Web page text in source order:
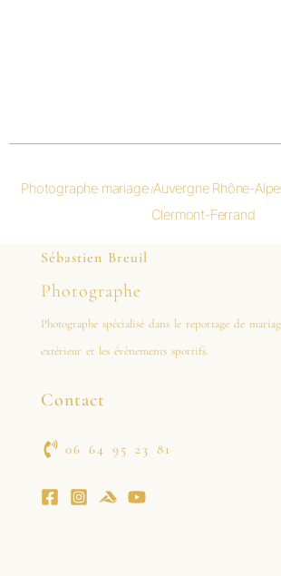
Photographe mariage/Auvergne Rhône-
Clermont-Ferrand
Sébastien Breuil
Photographe
Photographe spécialisé dans le reportage de
extérieur et les évènements sportifs.
Contact
06 64 95 23 81